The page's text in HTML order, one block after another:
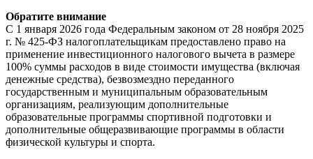
Обратите внимание
С 1 января 2026 года Федеральным законом от 28 ноября 2025
г. № 425-ФЗ налогоплательщикам предоставлено право на
применение инвестиционного налогового вычета в размере
100% суммы расходов в виде стоимости имущества (включая
денежные средства), безвозмездно переданного
государственным и муниципальным образовательным
организациям, реализующим дополнительные
образовательные программы спортивной подготовки и
дополнительные общеразвивающие программы в области
физической культуры и спорта.